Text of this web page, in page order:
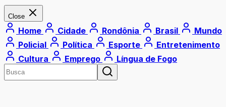
Close
Home Cidade Rondônia Brasil
Mundo
Policial
Política Esporte
Entretenimento
Cultura
Emprego Língua de Fogo